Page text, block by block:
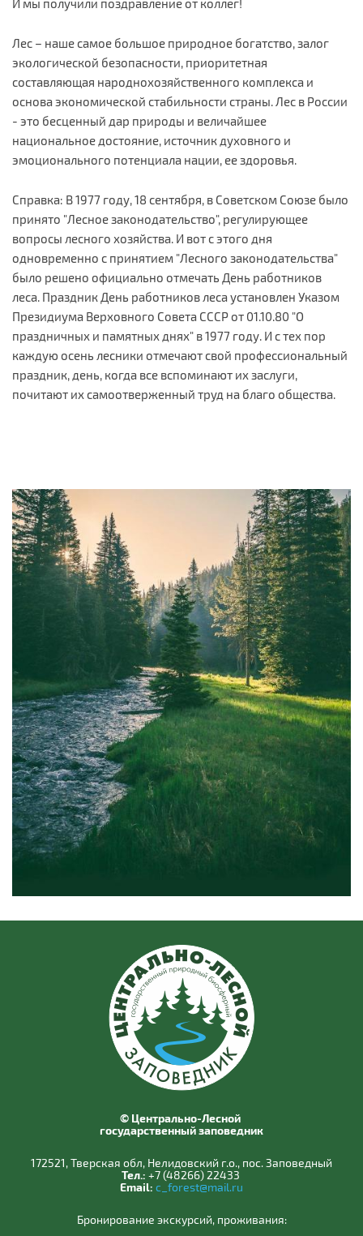
И мы получили поздравление от коллег!
Лес – наше самое большое природное богатство, залог
экологической безопасности, приоритетная
составляющая народнохозяйственного комплекса и
основа экономической стабильности страны. Лес в России
- это бесценный дар природы и величайшее
национальное достояние, источник духовного и
эмоционального потенциала нации, ее здоровья.
Справка: В 1977 году, 18 сентября, в Советском Союзе было
принято "Лесное законодательство", регулирующее
вопросы лесного хозяйства. И вот с этого дня
одновременно с принятием "Лесного законодательства"
было решено официально отмечать День работников
леса. Праздник День работников леса установлен Указом
Президиума Верховного Совета СССР от 01.10.80 "О
праздничных и памятных днях" в 1977 году. И с тех пор
каждую осень лесники отмечают свой профессиональный
праздник, день, когда все вспоминают их заслуги,
почитают их самоотверженный труд на благо общества.
© Центрально-Лесной
государственный заповедник
172521, Тверская обл, Нелидовский г.о., пос. Заповедный
Тел.: +7 (48266) 22433
Email: c_forest@mail.ru
Бронирование экскурсий, проживания: